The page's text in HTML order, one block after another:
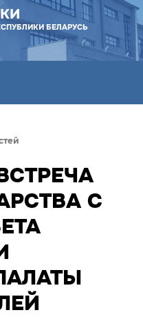
БЕЛАРУСЬ
С